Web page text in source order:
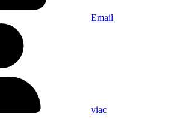
Email
viac